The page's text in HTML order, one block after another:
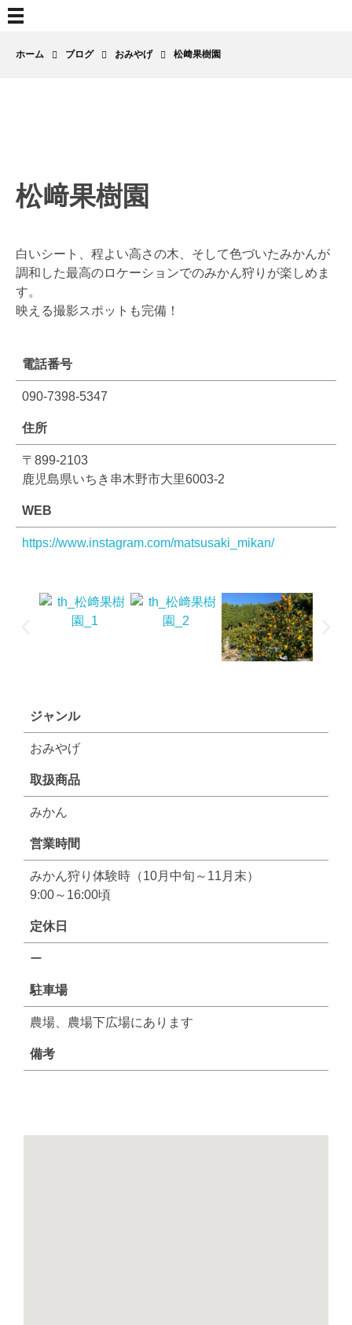
ホーム ブログ おみやげ 松﨑果樹園
﨑
樹
園
松﨑果樹園
白いシート、程よい高さの木、そして色づいたみかんが
調和した最高のロケーションでのみかん狩りが楽しめま
す。
映える撮影スポットも完備！
電話番号
090-7398-5347
住所
〒899-2103
鹿児島県いちき串木野市大里6003-2
WEB
https://www.instagram.com/matsusaki_mikan/
ジャンル
おみやげ
取扱商品
みかん
営業時間
みかん狩り体験時（10月中旬～11月末）
9:00～16:00頃
定休日
ー
駐車場
農場、農場下広場にあります
備考